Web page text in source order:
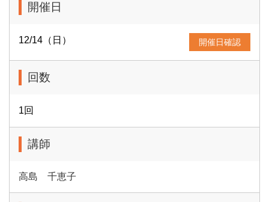
開催日
12/14（日） 開催日確認
回数
1回
講師
高島 千恵子